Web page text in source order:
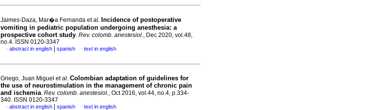
Jaimes-Daza, Mar�a Fernanda et al. Incidence of postoperative
vomiting in pediatric population undergoing anesthesia: a
prospective cohort study. Rev. colomb. anestesiol., Dec 2020, vol.48,
no.4. ISSN 0120-3347
· abstract in english spanish · text in english
Griego, Juan Miguel et al. Colombian adaptation of guidelines for
the use of neurostimulation in the management of chronic pain
and ischemia. Rev. colomb. anestesiol., Oct 2016, vol.44, no.4, p.334-
340. ISSN 0120-3347
· abstract in english spanish · text in english